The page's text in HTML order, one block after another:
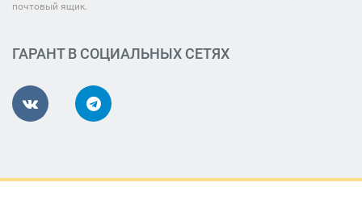
почтовый ящик.
ГАРАНТ В СОЦИАЛЬНЫХ СЕТЯХ